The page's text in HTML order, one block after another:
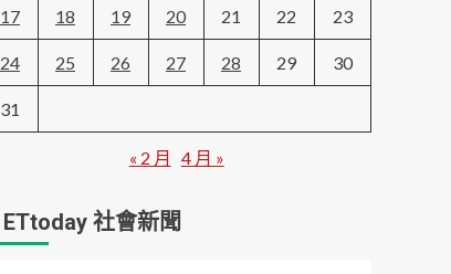
17 18 19 20 21 22 23
24 25 26 27 28 29 30
31
« 2 月 4 月 »
ETtoday 社會新聞